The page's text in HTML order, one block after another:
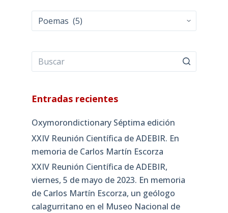
Categorías
Entradas recientes
Oxymorondictionary Séptima edición
XXIV Reunión Científica de ADEBIR. En
memoria de Carlos Martín Escorza
XXIV Reunión Científica de ADEBIR,
viernes, 5 de mayo de 2023. En memoria
de Carlos Martín Escorza, un geólogo
calagurritano en el Museo Nacional de